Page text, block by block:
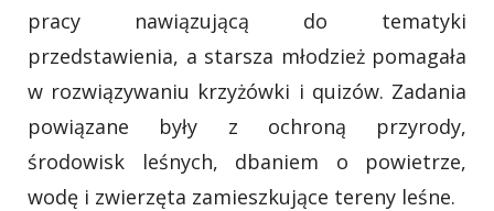
pracy nawiązującą do tematyki
przedstawienia, a starsza młodzież pomagała
w rozwiązywaniu krzyżówki i quizów. Zadania
powiązane były z ochroną przyrody,
środowisk leśnych, dbaniem o powietrze,
wodę i zwierzęta zamieszkujące tereny leśne.